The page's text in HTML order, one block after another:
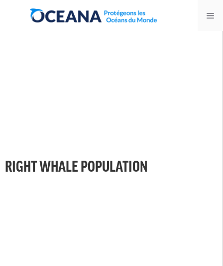
RIGHT WHALE POPULATION